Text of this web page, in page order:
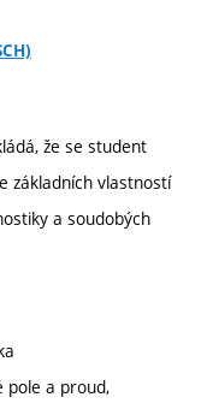
že se student
základních vlastností
a soudobých
pole a proud,